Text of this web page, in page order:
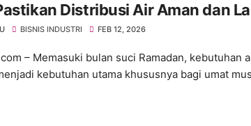
Distribusi Air Aman dan
BISNIS INDUSTRI FEB 12, 2026
– Memasuki bulan suci Ramadan, kebutuhan
kebutuhan utama khususnya bagi umat